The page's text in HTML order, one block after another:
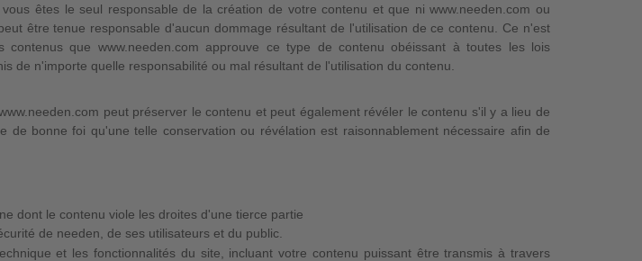
êtes le seul responsable de la création de votre contenu et que ni www.needen.com ou
être tenue responsable d'aucun dommage résultant de l'utilisation de ce contenu. Ce n'est
contenus que www.needen.com approuve ce type de contenu obéissant à toutes les lois
de n'importe quelle responsabilité ou mal résultant de l'utilisation du contenu.
peut préserver le contenu et peut également révéler le contenu s'il y a lieu de
de bonne foi qu'une telle conservation ou révélation est raisonnablement nécessaire afin de
dont le contenu viole les droites d'une tierce partie
de needen, de ses utilisateurs et du public.
et les fonctionnalités du site, incluant votre contenu puissant être transmis à travers